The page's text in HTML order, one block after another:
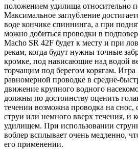
положением удилища относительно
Максимальное заглубление
воде кончике спиннинга, а при
можно добиться проводки в
Macho SR 42F будет к месту и при
рекам, когда будут нужны точные
кромке, под нависающие над водой
торчащим под берегом корягам.
равномерной проводке в средне-
движение крупного водного
должны по достоинству оценить
течении возможна проводка на снос,
струи или немного вверх течения, и
удилищем. При использовании
воблер всплывает очень медленно,
его применении.